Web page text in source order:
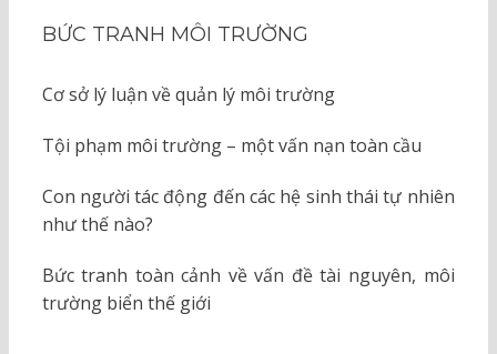
BỨC TRANH MÔI TRƯỜNG
Cơ sở lý luận về quản lý môi trường
Tội phạm môi trường – một vấn nạn toàn cầu
Con người tác động đến các hệ sinh thái tự nhiên
như thế nào?
Bức tranh toàn cảnh về vấn đề tài nguyên, môi
trường biển thế giới